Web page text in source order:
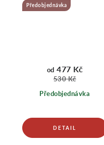
Předobjednávka
Předobjednávka
od 477 Kč
530 Kč